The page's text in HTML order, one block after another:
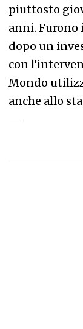
piuttosto
anni. Furono
dopo un
con
Mondo
anche allo
—